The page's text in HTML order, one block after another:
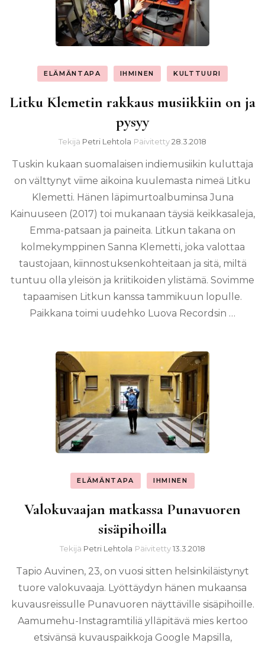
ELÄMÄNTAPA IHMINEN KULTTUURI
Litku Klemetin rakkaus musiikkiin on ja
pysyy
Tekijä Petri Lehtola Päivitetty28.3.2018
Tuskin kukaan suomalaisen indiemusiikin kuluttaja
on välttynyt viime aikoina kuulemasta nimeä Litku
Klemetti. Hänen läpimurtoalbuminsa Juna
Kainuuseen (2017) toi mukanaan täysiä keikkasaleja,
Emma-patsaan ja paineita. Litkun takana on
kolmekymppinen Sanna Klemetti, joka valottaa
taustojaan, kiinnostuksenkohteitaan ja sitä, miltä
tuntuu olla yleisön ja kriitikoiden ylistämä. Sovimme
tapaamisen Litkun kanssa tammikuun lopulle.
Paikkana toimi uudehko Luova Recordsin …
ELÄMÄNTAPA IHMINEN
Valokuvaajan matkassa Punavuoren
sisäpihoilla
Tekijä Petri Lehtola Päivitetty13.3.2018
Tapio Auvinen, 23, on vuosi sitten helsinkiläistynyt
tuore valokuvaaja. Lyöttäydyn hänen mukaansa
kuvausreissulle Punavuoren näyttäville sisäpihoille.
Aamumehu-Instagramtiliä ylläpitävä mies kertoo
etsivänsä kuvauspaikkoja Google Mapsilla,